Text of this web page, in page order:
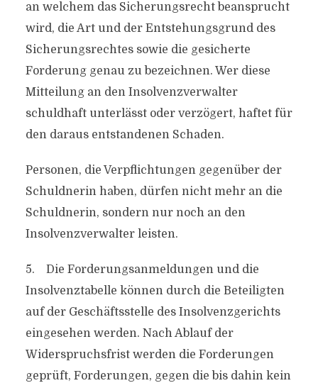
an welchem das Sicherungsrecht beansprucht
wird, die Art und der Entstehungsgrund des
Sicherungsrechtes sowie die gesicherte
Forderung genau zu bezeichnen. Wer diese
Mitteilung an den Insolvenzverwalter
schuldhaft unterlässt oder verzögert, haftet für
den daraus entstandenen Schaden.
Personen, die Verpflichtungen gegenüber der
Schuldnerin haben, dürfen nicht mehr an die
Schuldnerin, sondern nur noch an den
Insolvenzverwalter leisten.
5. Die Forderungsanmeldungen und die
Insolvenztabelle können durch die Beteiligten
auf der Geschäftsstelle des Insolvenzgerichts
eingesehen werden. Nach Ablauf der
Widerspruchsfrist werden die Forderungen
geprüft, Forderungen, gegen die bis dahin kein